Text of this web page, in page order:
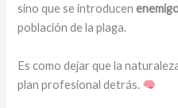
sino que se introducen
población de la plaga.
Es como dejar que la
plan profesional detrás.